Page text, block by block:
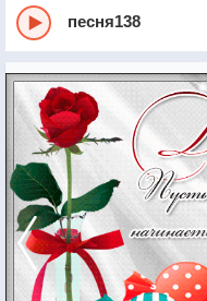
песня138